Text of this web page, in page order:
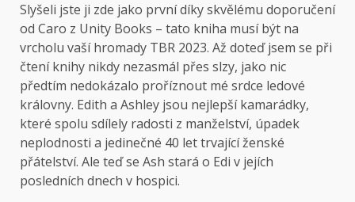
Slyšeli jste ji zde jako první díky skvělému doporučení
od Caro z Unity Books – tato kniha musí být na
vrcholu vaší hromady TBR 2023. Až doteď jsem se při
čtení knihy nikdy nezasmál přes slzy, jako nic
předtím nedokázalo proříznout mé srdce ledové
královny. Edith a Ashley jsou nejlepší kamarádky,
které spolu sdílely radosti z manželství, úpadek
neplodnosti a jedinečné 40 let trvající ženské
přátelství. Ale teď se Ash stará o Edi v jejích
posledních dnech v hospici.